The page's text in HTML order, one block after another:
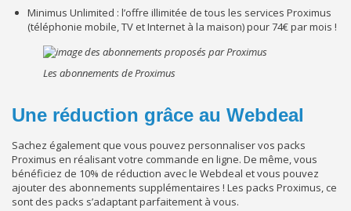
Minimus Unlimited : l’offre illimitée de tous les services Proximus
(téléphonie mobile, TV et Internet à la maison) pour 74€ par mois !
Les abonnements de Proximus
Une réduction grâce au Webdeal
Sachez également que vous pouvez personnaliser vos packs
Proximus en réalisant votre commande en ligne. De même, vous
bénéficiez de 10% de réduction avec le Webdeal et vous pouvez
ajouter des abonnements supplémentaires ! Les packs Proximus, ce
sont des packs s’adaptant parfaitement à vous.